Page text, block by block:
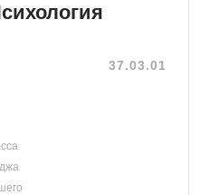
37.03.01